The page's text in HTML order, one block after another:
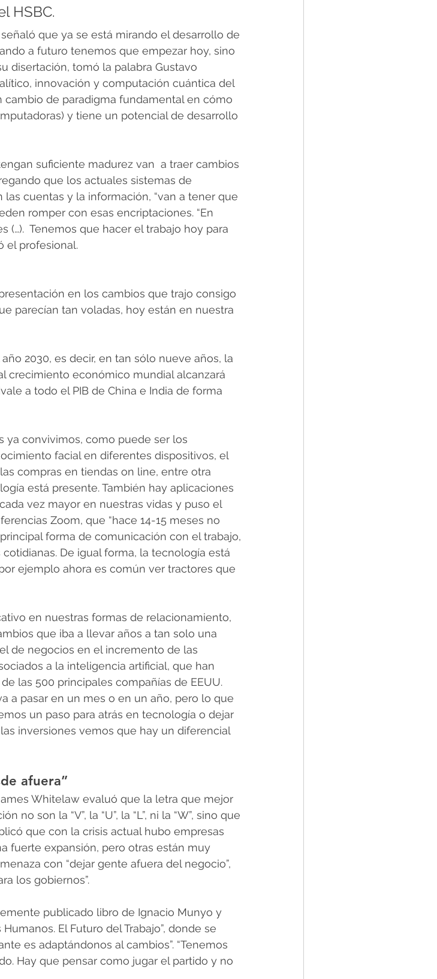
HSBC.
que ya se está mirando el desarrollo de
a futuro tenemos que empezar hoy, sino
disertación, tomó la palabra Gustavo
innovación y computación cuántica del
cambio de paradigma fundamental en cómo
y tiene un potencial de desarrollo
suficiente madurez van  a traer cambios
que los actuales sistemas de
cuentas y la información, “van a tener que
romper con esas encriptaciones. “En
(…).  Tenemos que hacer el trabajo hoy para
el profesional.
en los cambios que trajo consigo
parecían tan voladas, hoy están en nuestra
2030, es decir, en tan sólo nueve años, la
crecimiento económico mundial alcanzará
a todo el PIB de China e India de forma
ya convivimos, como puede ser los
facial en diferentes dispositivos, el
compras en tiendas on line, entre otra
está presente. También hay aplicaciones
vez mayor en nuestras vidas y puso el
Zoom, que “hace 14-15 meses no
forma de comunicación con el trabajo,
De igual forma, la tecnología está
ejemplo ahora es común ver tractores que
en nuestras formas de relacionamiento,
que iba a llevar años a tan solo una
de negocios en el incremento de las
a la inteligencia artificial, que han
las 500 principales compañías de EEUU.
a pasar en un mes o en un año, pero lo que
un paso para atrás en tecnología o dejar
inversiones vemos que hay un diferencial
afuera”
Whitelaw evaluó que la letra que mejor
son la “V”, la “U”, la “L”, ni la “W”, sino que
que con la crisis actual hubo empresas
fuerte expansión, pero otras están muy
con “dejar gente afuera del negocio”,
los gobiernos”.
publicado libro de Ignacio Munyo y
El Futuro del Trabajo”, donde se
es adaptándonos al cambios”. “Tenemos
Hay que pensar como jugar el partido y no